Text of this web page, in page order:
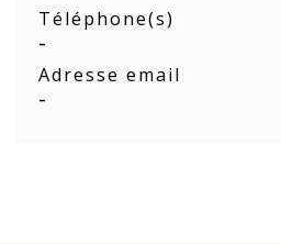
Téléphone(s)
-
Adresse email
-